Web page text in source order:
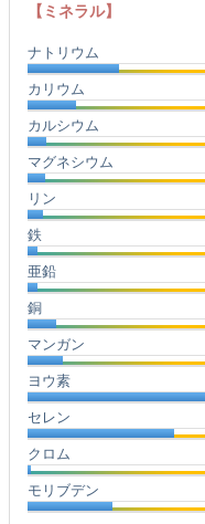
【ミネラル】
ナトリウム
カリウム
カルシウム
マグネシウム
リン
鉄
亜鉛
銅
マンガン
ヨウ素
セレン
クロム
モリブデン